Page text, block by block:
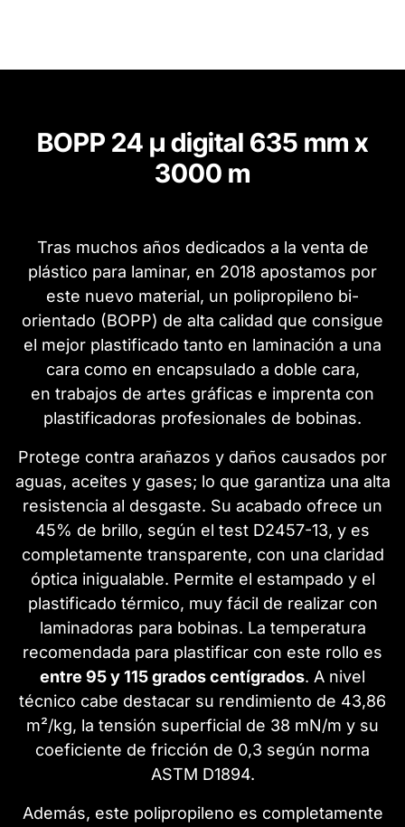
BOPP 24 µ digital 635 mm x
3000 m
Tras muchos años dedicados a la venta de
plástico para laminar, en 2018 apostamos por
este nuevo material, un polipropileno bi-
orientado (BOPP) de alta calidad que consigue
el mejor plastificado tanto en laminación a una
cara como en encapsulado a doble cara,
en trabajos de artes gráficas e imprenta con
plastificadoras profesionales de bobinas.
Protege contra arañazos y daños causados por
aguas, aceites y gases; lo que garantiza una alta
resistencia al desgaste. Su acabado ofrece un
45% de brillo, según el test D2457-13, y es
completamente transparente, con una claridad
óptica inigualable. Permite el estampado y el
plastificado térmico, muy fácil de realizar con
laminadoras para bobinas. La temperatura
recomendada para plastificar con este rollo es
entre 95 y 115 grados centígrados. A nivel
técnico cabe destacar su rendimiento de 43,86
m²/kg, la tensión superficial de 38 mN/m y su
coeficiente de fricción de 0,3 según norma
ASTM D1894.
Además, este polipropileno es completamente